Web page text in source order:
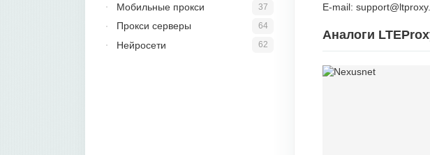
E-mail:
Аналоги
37
Мобильные прокси
64
Прокси серверы
62
Нейросети